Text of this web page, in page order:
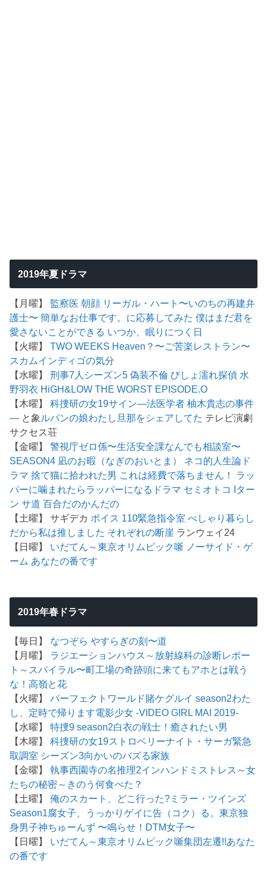
2019年夏ドラマ
【月曜】 監察医 朝顔 リーガル・ハート〜いのちの再建弁
護士〜 簡単なお仕事です。に応募してみた 僕はまだ君を
愛さないことができる いつか、眠りにつく日
【火曜】TWO WEEKS Heaven？〜ご苦楽レストラン〜
スカムインディゴの気分
【水曜】刑事7人シーズン5 偽装不倫 びしょ濡れ探偵 水
野羽衣 HiGH&LOW THE WORST EPISODE.O
【木曜】科捜研の女19サイン―法医学者 柚木貴志の事件
― と象 ルパンの娘わたし旦那をシェアしてた テレビ演劇
サクセス荘
【金曜】警視庁ゼロ係〜生活安全課なんでも相談室〜
SEASON4 凪のお暇（なぎのおいとま）
ネコ的人生論ド
ラマ 捨て猫に拾われた男 これは経費で落ちません！
ラッ
パーに噛まれたらラッパーになるドラマ セミオトコ Iター
ン サ道 百合だのかんだの
【土曜】 サギデカ ボイス 110緊急指令室 べしゃり暮らし
だから私は推しました それぞれの断崖 ランウェイ24
【日曜】 いだてん～東京オリムピック噺 ノーサイド・ゲ
ーム あなたの番です
2019年春ドラマ
【毎日】 なつぞら やすらぎの刻〜道
【月曜】 ラジエーションハウス～放射線科の診断レポー
ト～ スパイラル〜町工場の奇跡頭に来てもアホとは戦う
な！高嶺と花
【火曜】パーフェクトワールド賭ケグルイ season2わた
し、定時で帰ります電影少女 -VIDEO GIRL MAI 2019-
【水曜】特捜9 season2白衣の戦士！癒されたい男
【木曜】科捜研の女19ストロベリーナイト・サーガ緊急
取調室 シーズン3向かいのバズる家族
【金曜】執事西園寺の名推理2インハンド ミストレス～女
たちの秘密～ きのう何食べた？
【土曜】俺のスカート、どこ行った? ミラー・ツインズ
Season1腐女子、うっかりゲイに告（コク）る。東京独
身男子神ちゅーんず 〜鳴らせ！DTM女子〜
【日曜】 いだてん～東京オリムピック噺集団左遷!!あなた
の番です